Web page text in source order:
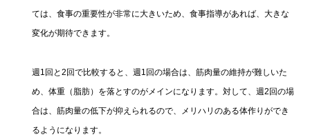
ては、食事の重要性が非常に大きいため、食事指導があれば、大きな
変化が期待できます。
週1回と2回で比較すると、週1回の場合は、筋肉量の維持が難しいた
め、体重（脂肪）を落とすのがメインになります。対して、週2回の場
合は、筋肉量の低下が抑えられるので、メリハリのある体作りができ
るようになります。